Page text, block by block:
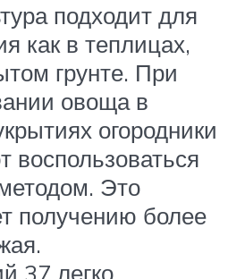
подходит для
как в теплицах,
грунте. При
овоща в
огородники
воспользоваться
Это
получению более
37 легко